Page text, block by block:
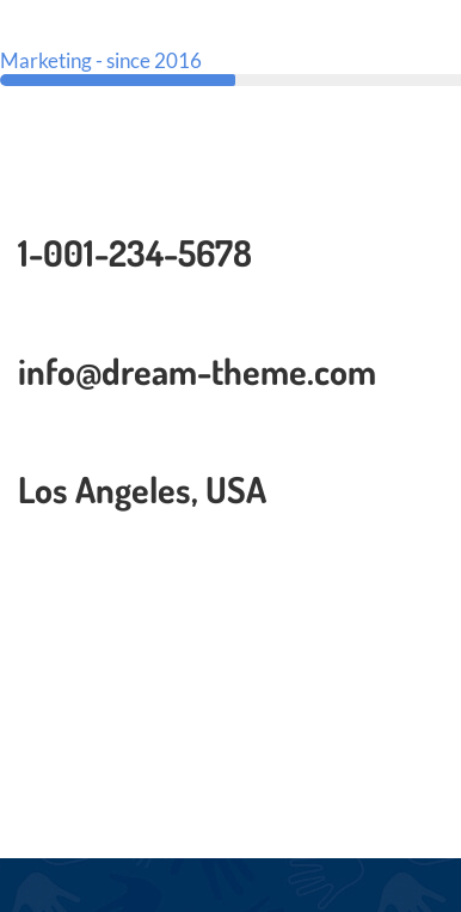
Marketing - since 2016
1-001-234-5678
info@dream-theme.com
Los Angeles, USA